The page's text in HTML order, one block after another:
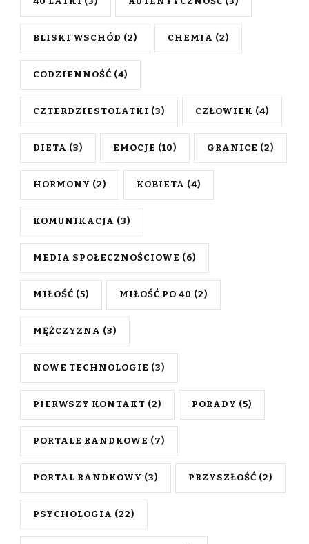
BLISKI WSCHÓD (2) CHEMIA (2)
CODZIENNOŚĆ (4)
CZTERDZIESTOLATKI (3) CZŁOWIEK (4)
DIETA (3) EMOCJE (10) GRANICE (2)
HORMONY (2) KOBIETA (4)
KOMUNIKACJA (3)
MEDIA SPOŁECZNOŚCIOWE (6)
MIŁOŚĆ (5) MIŁOŚĆ PO 40 (2)
MĘŻCZYZNA (3)
NOWE TECHNOLOGIE (3)
PIERWSZY KONTAKT (2) PORADY (5)
PORTALE RANDKOWE (7)
PORTAL RANDKOWY (3) PRZYSZŁOŚĆ (2)
PSYCHOLOGIA (22)